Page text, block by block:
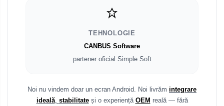
TEHNOLOGIE
CANBUS Software
partener oficial Simple Soft
Noi nu vindem doar un ecran Android. Noi livrăm integrare
ideală, stabilitateși o experiență OEM reală — fără